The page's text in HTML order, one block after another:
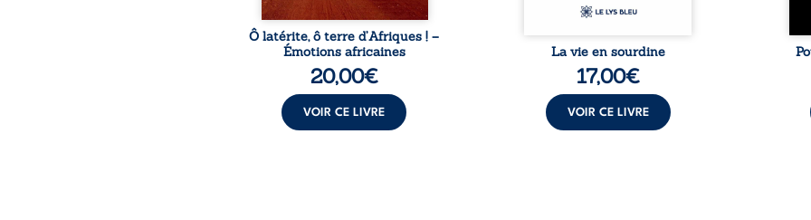
Ô latérite, ô terre d’Afriques ! –
Émotions africaines
20,00€
VOIR CE LIVRE
La vie en sourdine
17,00€
VOIR CE LIVRE